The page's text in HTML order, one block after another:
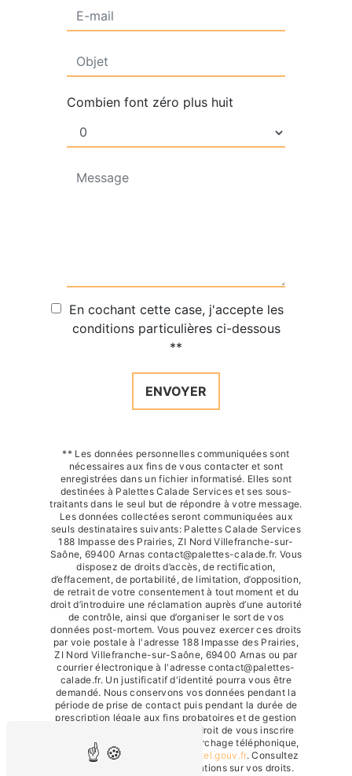
Combien font zéro plus huit
En cochant cette case, j'accepte les
conditions particulières ci-dessous
**
ENVOYER
** Les données personnelles communiquées sont
nécessaires aux fins de vous contacter et sont
enregistrées dans un fichier informatisé. Elles sont
destinées à Palettes Calade Services et ses sous-
traitants dans le seul but de répondre à votre message.
Les données collectées seront communiquées aux
seuls destinataires suivants: Palettes Calade Services
188 Impasse des Prairies, ZI Nord Villefranche-sur-
Saône, 69400 Arnas contact@palettes-calade.fr. Vous
disposez de droits d’accès, de rectification,
d’effacement, de portabilité, de limitation, d’opposition,
de retrait de votre consentement à tout moment et du
droit d’introduire une réclamation auprès d’une autorité
de contrôle, ainsi que d’organiser le sort de vos
données post-mortem. Vous pouvez exercer ces droits
par voie postale à l'adresse 188 Impasse des Prairies,
ZI Nord Villefranche-sur-Saône, 69400 Arnas ou par
courrier électronique à l'adresse contact@palettes-
calade.fr. Un justificatif d'identité pourra vous être
demandé. Nous conservons vos données pendant la
période de prise de contact puis pendant la durée de
prescription légale aux fins probatoires et de gestion
des contentieux. Vous avez le droit de vous inscrire
sur la liste d'opposition au démarchage téléphonique,
disponible à cette adresse:
Bloctel.gouv.fr. Consultez
le site cnil.fr pour plus d’informations sur vos droits.